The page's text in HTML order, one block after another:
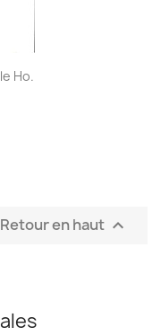
Ho.
Retour en haut 